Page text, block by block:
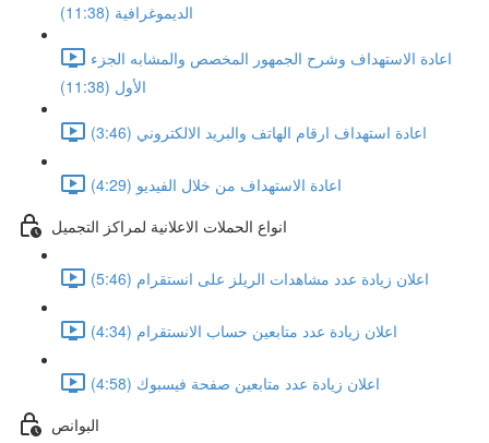
الديموغرافية (11:38)
اعادة الاستهداف وشرح الجمهور المخصص والمشابه الجزء
الأول (11:38)
اعادة استهداف ارقام الهاتف والبريد الالكتروني (3:46)
اعادة الاستهداف من خلال الفيديو (4:29)
انواع الحملات الاعلانية لمراكز التجميل
اعلان زيادة عدد مشاهدات الريلز على انستقرام (5:46)
اعلان زيادة عدد متابعين حساب الانستقرام (4:34)
اعلان زيادة عدد متابعين صفحة فيسبوك (4:58)
البوانص